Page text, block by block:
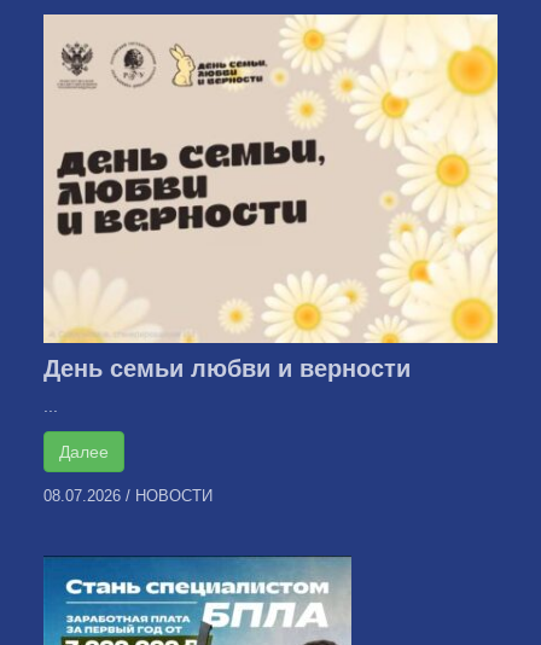
День семьи любви и верности
Далее
08.07.2026 / НОВОСТИ